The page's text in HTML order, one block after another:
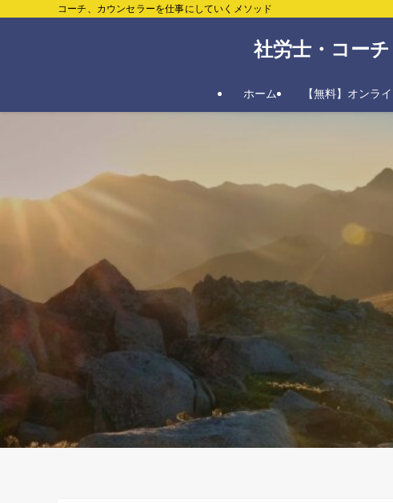
コーチ、カウンセラーを仕事にしていくメソッド
社労士・コー
ホーム 【無料】オンラ